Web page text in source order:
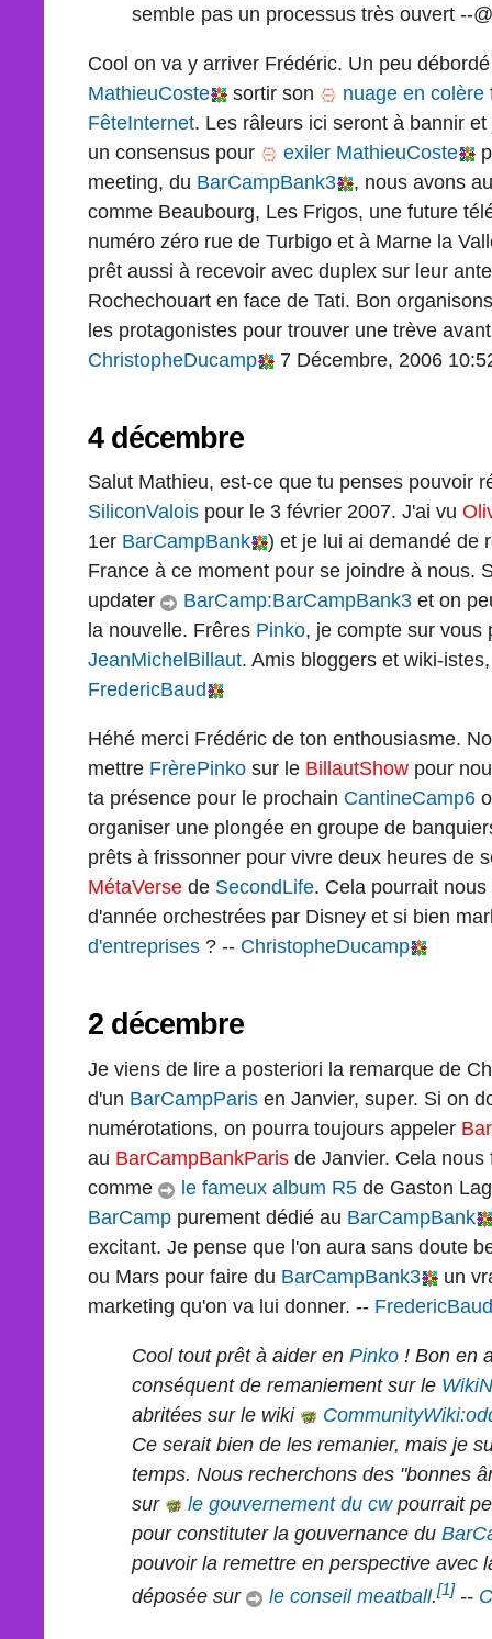
semble pas un processus très ouvert --
Cool on va y arriver Frédéric. Un peu
MathieuCoste
sortir son nuage en colère
FêteInternet. Les râleurs ici seront à bannir
un consensus pour
exiler MathieuCoste
meeting, du BarCampBank3
, nous avons
comme Beaubourg, Les Frigos, une future
numéro zéro rue de Turbigo et à Marne la
prêt aussi à recevoir avec duplex sur leur
Rochechouart en face de Tati. Bon
les protagonistes pour trouver une trève
ChristopheDucamp
7 Décembre, 2006
4 décembre
Salut Mathieu, est-ce que tu penses pouvoir
SiliconValois pour le 3 février 2007. J'ai vu
1er BarCampBank
) et je lui ai demandé de
France à ce moment pour se joindre à nous.
updater
BarCamp:BarCampBank3 et on
la nouvelle. Frêres Pinko, je compte sur vous
JeanMichelBillaut. Amis bloggers et wiki-
FredericBaud
Héhé merci Frédéric de ton enthousiasme.
mettre FrèrePinko sur le BillautShow pour
ta présence pour le prochain CantineCamp6
organiser une plongée en groupe de
prêts à frissonner pour vivre deux heures de
MétaVerse de SecondLife. Cela pourrait
d'année orchestrées par Disney et si bien
d'entreprises ? -- ChristopheDucamp
2 décembre
Je viens de lire a posteriori la remarque de
d'un BarCampParis en Janvier, super. Si on
numérotations, on pourra toujours appeler
au BarCampBankParis de Janvier. Cela
comme
le fameux album R5 de Gaston
BarCamp purement dédié au BarCampBank
excitant. Je pense que l'on aura sans doute
ou Mars pour faire du BarCampBank3
un
marketing qu'on va lui donner. -- FredericBaud
Cool tout prêt à aider en Pinko ! Bon en
conséquent de remaniement sur le
abritées sur le wiki
Ce serait bien de les remanier, mais je
temps. Nous recherchons des "bonnes
sur
le gouvernement du cwpourrait
pour constituter la gouvernance du
pouvoir la remettre en perspective avec
déposée sur
le conseil meatball.[1] --